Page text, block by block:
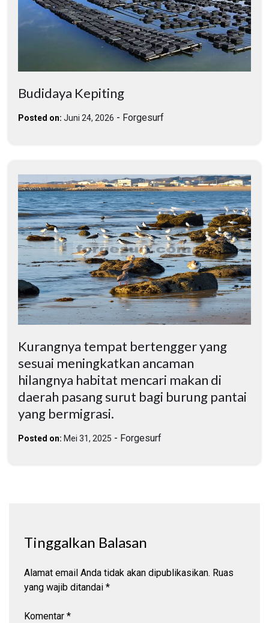
Budidaya Kepiting
Posted on: Juni 24, 2026 - Forgesurf
Kurangnya tempat bertengger yang
sesuai meningkatkan ancaman
hilangnya habitat mencari makan di
daerah pasang surut bagi burung pantai
yang bermigrasi.
Posted on: Mei 31, 2025 - Forgesurf
Tinggalkan Balasan
Alamat email Anda tidak akan dipublikasikan. Ruas
yang wajib ditandai *
Komentar *